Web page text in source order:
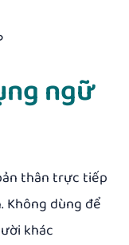
ngữ
thân trực tiếp
Không dùng để
khác